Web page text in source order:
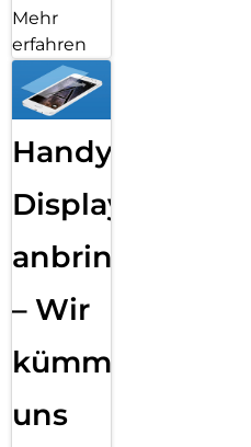
Mehr
erfahren
Handy
Displayfolie
anbringen
– Wir
kümmern
uns